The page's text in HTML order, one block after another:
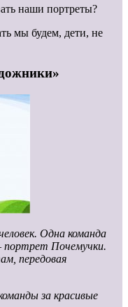
наши портреты?
мы будем, дети, не
Одна команда
портрет Почемучки.
передовая
за красивые